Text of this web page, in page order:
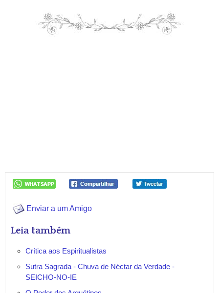
Enviar a um Amigo
Leia também
Crítica aos Espiritualistas
Sutra Sagrada - Chuva de Néctar da Verdade -
SEICHO-NO-IE